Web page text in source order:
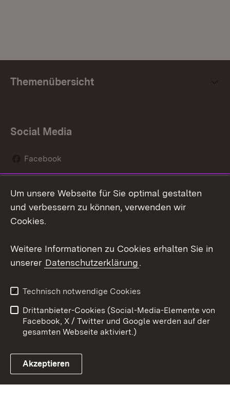
Themenübersicht
Social Media
Facebook
Social Wall
Youtube
Link zum Landesportal
Kontakt
Datenschutz
Barrierefreiheit
Impressum Cookies
Um unsere Webseite für Sie optimal gestalten
und verbessern zu können, verwenden wir
Cookies.
Weitere Informationen zu Cookies erhalten Sie in
unserer Datenschutzerklärung.
Technisch notwendige Cookies
Drittanbieter-Cookies (Social-Media-Elemente von
Facebook, X / Twitter und Google werden auf der
gesamten Webseite aktiviert.)
Akzeptieren